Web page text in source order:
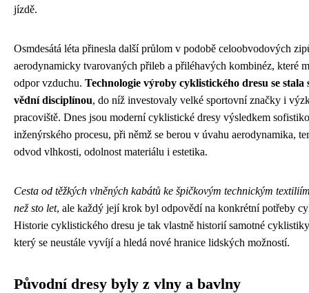
jízdě.
Osmdesátá léta přinesla další průlom v podobě celoobvodových
aerodynamicky tvarovaných přileb a přiléhavých kombinéz, které
odpor vzduchu. Technologie výroby cyklistického dresu se stala
vědní disciplínou, do níž investovaly velké sportovní značky i
pracoviště. Dnes jsou moderní cyklistické dresy výsledkem
inženýrského procesu, při němž se berou v úvahu aerodynamika,
odvod vlhkosti, odolnost materiálu i estetika.
Cesta od těžkých vlněných kabátů ke špičkovým technickým
než sto let, ale každý její krok byl odpovědí na konkrétní potřeby
Historie cyklistického dresu je tak vlastně historií samotné
který se neustále vyvíjí a hledá nové hranice lidských možností.
Původní dresy byly z vlny a bavlny